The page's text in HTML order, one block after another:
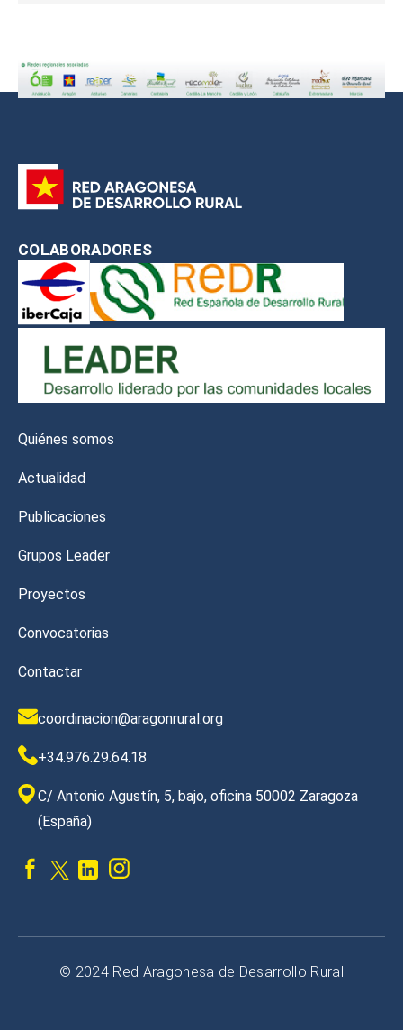
COLABORADORES
Quiénes somos
Actualidad
Publicaciones
Grupos Leader
Proyectos
Convocatorias
Contactar
coordinacion@aragonrural.org
+34.976.29.64.18
C/ Antonio Agustín, 5, bajo, oficina 50002 Zaragoza
(España)
© 2024 Red Aragonesa de Desarrollo Rural